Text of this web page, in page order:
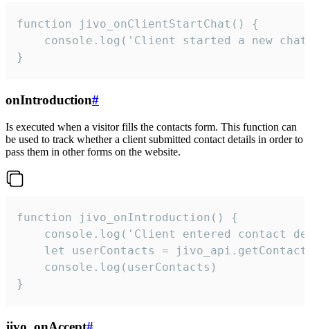
function jivo_onClientStartChat() {
console.log('Client started a new
}
onIntroduction#
Is executed when a visitor fills the contacts form. This function can
be used to track whether a client submitted contact details in order to
pass them in other forms on the website.
function jivo_onIntroduction() {
console.log('Client entered contact
let userContacts =
    console.log(userContacts)
}